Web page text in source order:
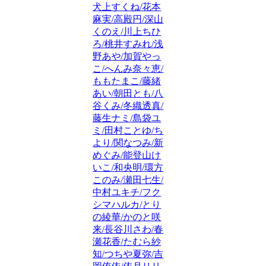
犬上すくね/花本
麻実/高殿円/深山
くのえ/川上ちひ
ろ/桃井すみれ/浅
野あや/加賀やっ
こ/へんみ奈々恵/
ももたまこ/藤緒
あい/朝田とも/八
谷くみ/冬織透真/
藤生ナミ/島袋ユ
ミ/田村ことゆ/ち
より/関なつみ/新
めぐみ/能登山け
いこ/和央明/環方
このみ/瀬田七生/
中村ユキチ/フク
シマハルカ/とり
の綾華/かのと咲
来/長谷川さわ/春
瀬花香/たむら紗
知/つちや夏弥/吉